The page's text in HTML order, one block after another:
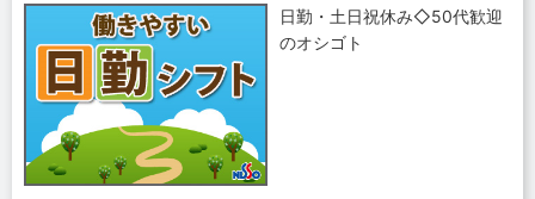
日勤・土日祝休み◇50代歓迎
のオシゴト